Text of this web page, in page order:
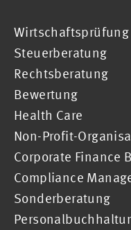
Wirtschaftsprüfung
Steuerberatung
Rechtsberatung
Bewertung
Health Care
Non-Profit-
Corporate Finance
Compliance
Sonderberatung